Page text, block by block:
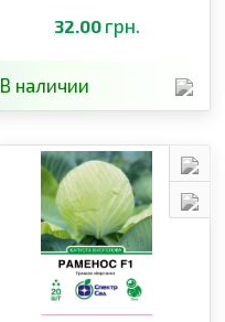
32.00 грн.
В наличии